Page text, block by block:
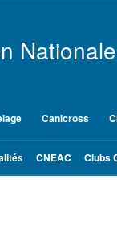
CNEAC Clubs
Canicross